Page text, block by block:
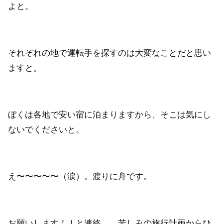
よと。
それぞれの地で運転手を探すのは大変なことだと思い
ますと。
ぼくは各地で安い宿に泊まりますから、そこは気にし
ないでくださいと。
え〜〜〜〜〜（涙）。渡りに舟です。